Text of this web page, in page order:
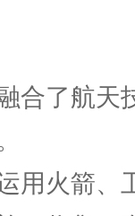
合了航天
用火箭、